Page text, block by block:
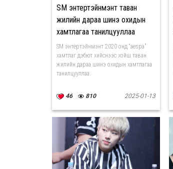
SM энтертэйнмэнт таван
жилийн дараа шинэ охидын
хамтлагаа танилцууллаа
SM энтертэйнмэнт 2020 онд “aespa”
хамтлаг дэбют хийснээс хойш таван
жилийн дараа шинэ охидын хамтлагаа
танилцууллаа.
46 810 2025-01-13